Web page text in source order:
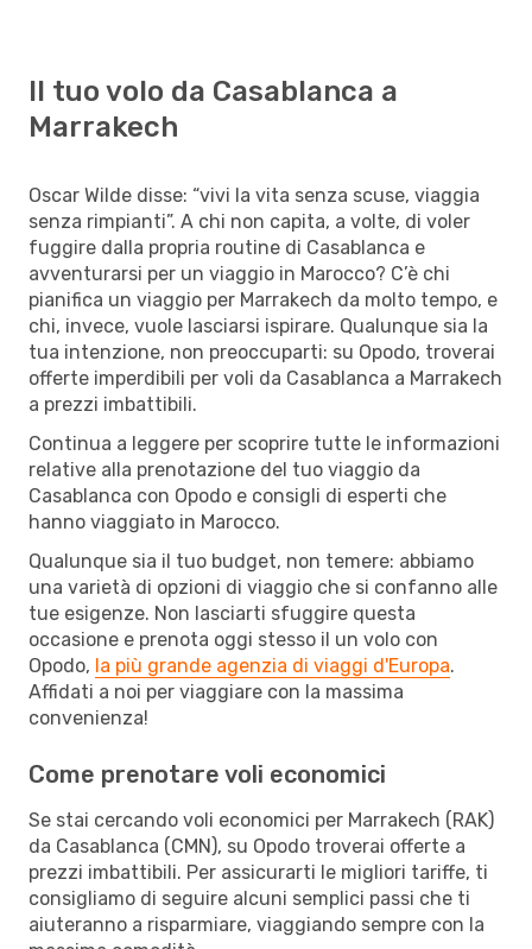
Il tuo volo da Casablanca a
Marrakech
Oscar Wilde disse: “vivi la vita senza scuse, viaggia
senza rimpianti”. A chi non capita, a volte, di voler
fuggire dalla propria routine di Casablanca e
avventurarsi per un viaggio in Marocco? C’è chi
pianifica un viaggio per Marrakech da molto tempo, e
chi, invece, vuole lasciarsi ispirare. Qualunque sia la
tua intenzione, non preoccuparti: su Opodo, troverai
offerte imperdibili per voli da Casablanca a Marrakech
a prezzi imbattibili.
Continua a leggere per scoprire tutte le informazioni
relative alla prenotazione del tuo viaggio da
Casablanca con Opodo e consigli di esperti che
hanno viaggiato in Marocco.
Qualunque sia il tuo budget, non temere: abbiamo
una varietà di opzioni di viaggio che si confanno alle
tue esigenze. Non lasciarti sfuggire questa
occasione e prenota oggi stesso il un volo con
Opodo, la più grande agenzia di viaggi d'Europa.
Affidati a noi per viaggiare con la massima
convenienza!
Come prenotare voli economici
Se stai cercando voli economici per Marrakech (RAK)
da Casablanca (CMN), su Opodo troverai offerte a
prezzi imbattibili. Per assicurarti le migliori tariffe, ti
consigliamo di seguire alcuni semplici passi che ti
aiuteranno a risparmiare, viaggiando sempre con la